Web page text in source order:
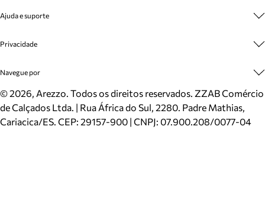
Venda Corporativa
Mapa do Site
Inverno
Mundo Arezzo
Plano de Negócio
Ajuda e suporte
Cadastro
Meus Pedidos
Trocas e Devoluções
Cartão Presente
Localizador de lojas
Privacidade
Politica e Privacidade
Navegue por
Sapatos
Bolsas
Scarpins
©2026, Arezzo. Todos os direitos reservados. ZZAB Comércio
de Calçados Ltda. | Rua África do Sul, 2280. Padre Mathias,
Cariacica/ES. CEP: 29157-900 | CNPJ: 07.900.208/0077-04